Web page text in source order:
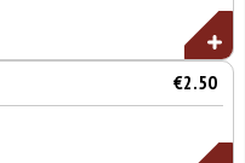
€2.50